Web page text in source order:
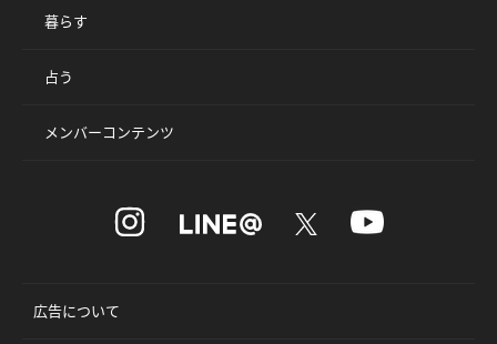
暮らす
占う
メンバーコンテンツ
広告について